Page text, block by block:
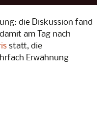
die Diskussion fand
am Tag nach
statt, die
Erwähnung